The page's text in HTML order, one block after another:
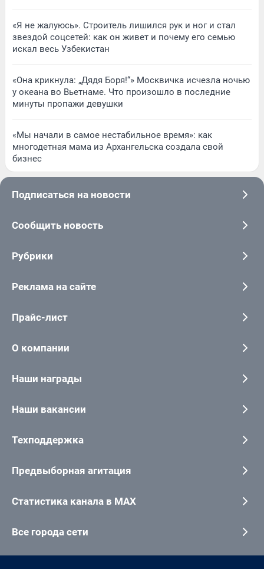
«Я не жалуюсь». Строитель лишился рук и ног и стал
звездой соцсетей: как он живет и почему его семью
искал весь Узбекистан
«Она крикнула: „Дядя Боря!“» Москвичка исчезла ночью
у океана во Вьетнаме. Что произошло в последние
минуты пропажи девушки
«Мы начали в самое нестабильное время»: как
многодетная мама из Архангельска создала свой
бизнес
Подписаться на новости
Сообщить новость
Рубрики
Реклама на сайте
Прайс-лист
О компании
Наши награды
Наши вакансии
Техподдержка
Предвыборная агитация
Статистика канала в MAX
Все города сети